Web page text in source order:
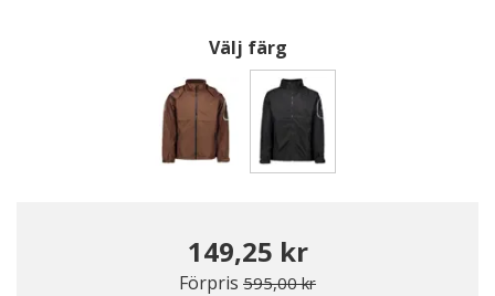
Välj färg
149,25 kr
Förpris Pris nedsatt från
595,00 krtill